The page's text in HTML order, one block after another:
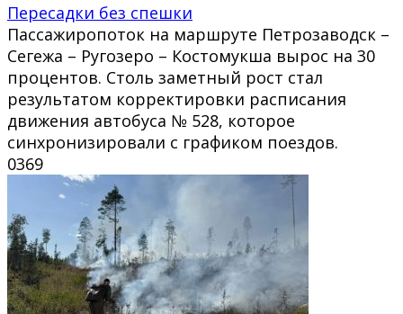
Пересадки без спешки
Пассажиропоток на маршруте Петрозаводск –
Сегежа – Ругозеро – Костомукша вырос на 30
процентов. Столь заметный рост стал
результатом корректировки расписания
движения автобуса № 528, которое
синхронизировали с графиком поездов.
0369